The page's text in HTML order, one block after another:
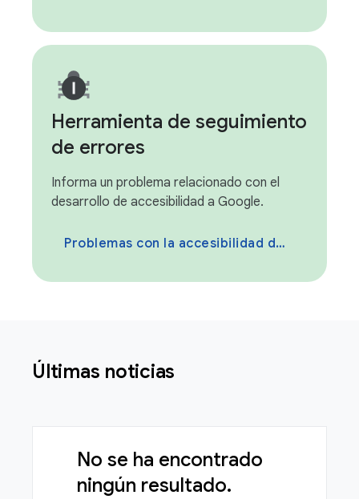
Herramienta de seguimiento
de errores
Informa un problema relacionado con el
desarrollo de accesibilidad a Google.
Problemas con la accesibilidad de archivos
Últimas noticias
No se ha encontrado
ningún resultado.